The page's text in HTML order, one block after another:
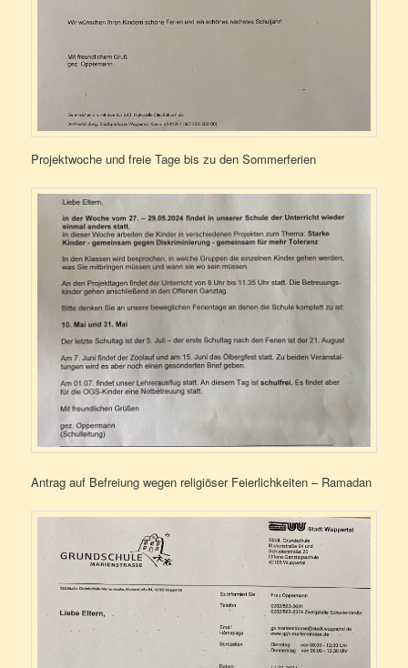
Projektwoche und freie Tage bis zu den Sommerferien
Antrag auf Befreiung wegen religiöser Feierlichkeiten – Ramadan